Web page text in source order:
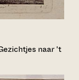
naar 't